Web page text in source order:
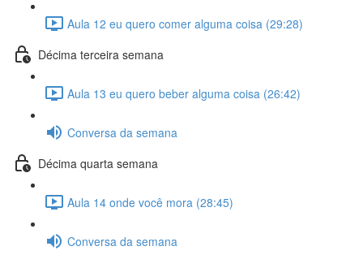
Aula 12 eu quero comer alguma coisa (29:28)
Décima terceira semana
Aula 13 eu quero beber alguma coisa (26:42)
Conversa da semana
Décima quarta semana
Aula 14 onde você mora (28:45)
Conversa da semana